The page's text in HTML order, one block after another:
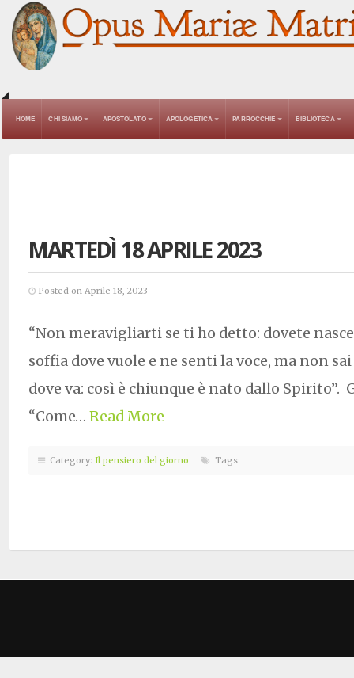
HOME CHI SIAMO APOSTOLATO APOLOGETICA PARROCCHIE BIBLIOTECA
MARTEDÌ 18 APRILE 2023
Posted on Aprile 18, 2023
“Non meravigliarti se ti ho detto: dovete
soffia dove vuole e ne senti la voce, ma non
dove va: così è chiunque è nato dallo Spirito”.
“Come… Read More
Category: Il pensiero del giorno Tags: